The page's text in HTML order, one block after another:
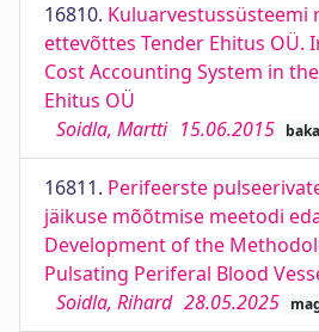
16810. Kuluarvestussüsteemi
ettevõttes Tender Ehitus OÜ.
Cost Accounting System in
Ehitus OÜ
Soidla, Martti 15.06.2015
16811. Perifeerste
jäikuse mõõtmise meetodi
Development of the
Pulsating Periferal Blood
Soidla, Rihard 28.05.2025